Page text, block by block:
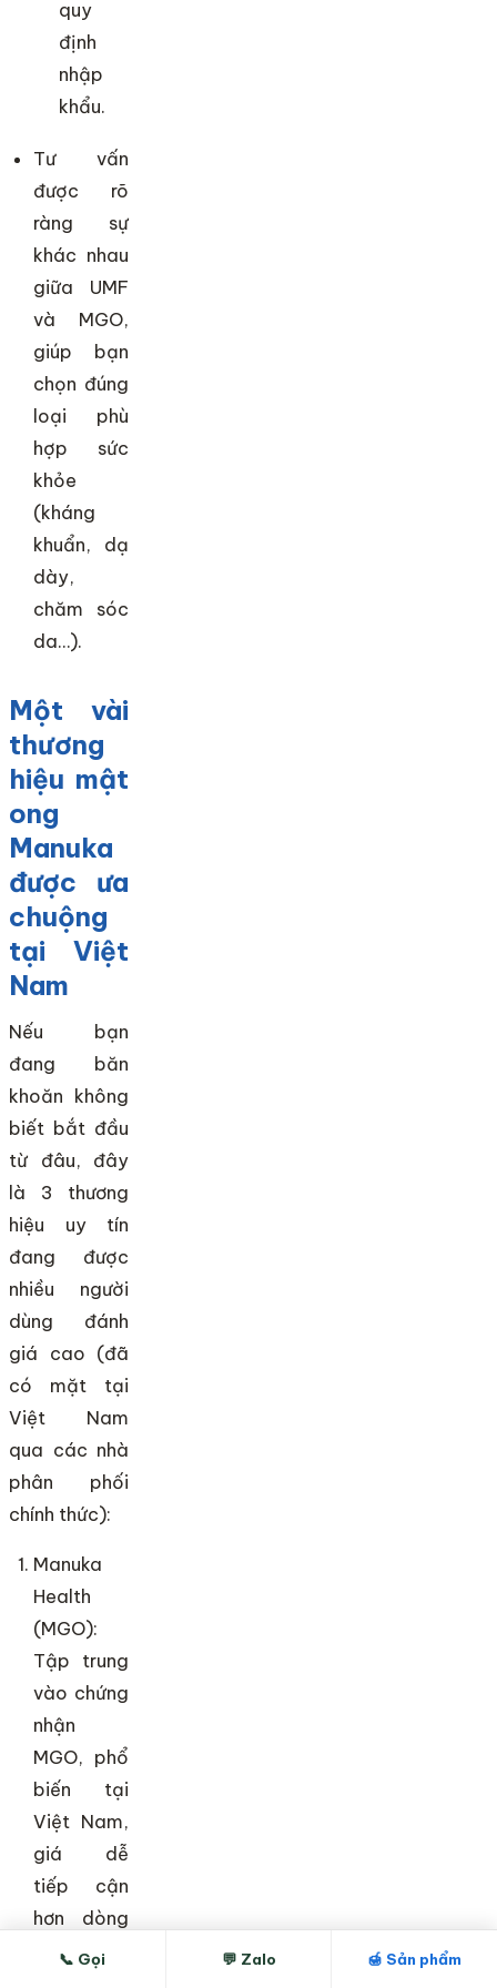
quy
định
nhập
khẩu.
Tư vấn
được rõ
ràng sự
khác nhau
giữa UMF
và MGO,
giúp bạn
chọn đúng
loại phù
hợp sức
khỏe
(kháng
khuẩn, dạ
dày,
chăm sóc
da…).
Một vài
thương
hiệu mật
ong
Manuka
được ưa
chuộng
tại Việt
Nam
Nếu bạn
đang băn
khoăn không
biết bắt đầu
từ đâu, đây
là 3 thương
hiệu uy tín
đang được
nhiều người
dùng đánh
giá cao (đã
có mặt tại
Việt Nam
qua các nhà
phân phối
chính thức):
Manuka
Health
(MGO):
Tập trung
vào chứng
nhận
MGO, phổ
biến tại
Việt Nam,
giá dễ
tiếp cận
hơn dòng
UMF.📞 Gọi 💬 Zalo 🍯 Sản phẩm